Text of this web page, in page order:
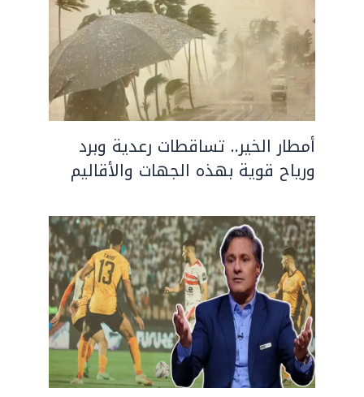
أمطار الخير.. تساقطات رعدية وبرد
ورياح قوية بهذه الجهات والأقاليم